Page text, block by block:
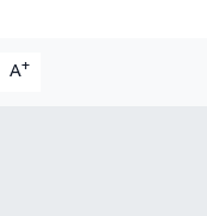
A+